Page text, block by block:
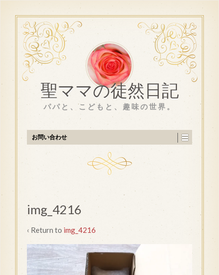
聖ママの徒然日記
パパと、こどもと、趣味の世界。
お問い合わせ
img_4216
‹ Return to img_4216